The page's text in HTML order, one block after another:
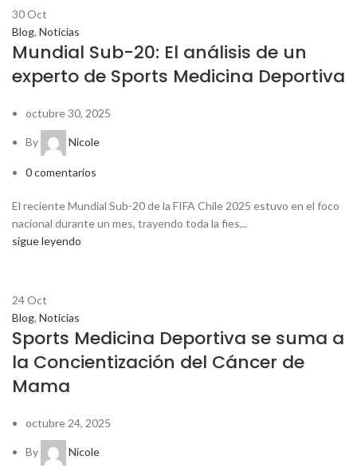
30Oct
Blog, Noticias
Mundial Sub-20: El análisis de un
experto de Sports Medicina Deportiva
octubre 30, 2025
By Nicole
0comentarios
El reciente Mundial Sub-20 de la FIFA Chile 2025 estuvo en el foco
nacional durante un mes, trayendo toda la fies...
sigue leyendo
24Oct
Blog, Noticias
Sports Medicina Deportiva se suma a
la Concientización del Cáncer de
Mama
octubre 24, 2025
By Nicole